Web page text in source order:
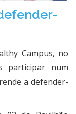
Campus, no
participar num
a defender-